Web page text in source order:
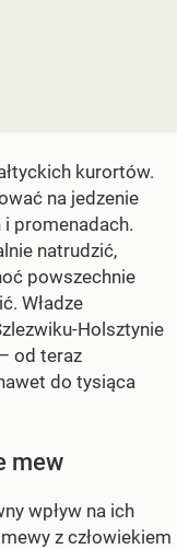
kurortów.
na jedzenie
promenadach.
natrudzić,
powszechnie
Władze
Holsztynie
od teraz
do tysiąca
mew
wpływ na ich
z człowiekiem